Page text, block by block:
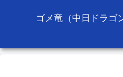
ゴメ竜（中日ドラゴ